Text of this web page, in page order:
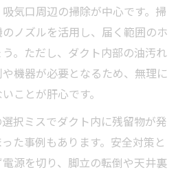
気口周辺の掃除が中心です。掃
ノズルを活用し、届く範囲のホ
。ただし、ダクト内部の油汚れ
機器が必要となるため、無理に
ことが肝心です。
択ミスでダクト内に残留物が発
た事例もあります。安全対策と
源を切り、脚立の転倒や天井裏